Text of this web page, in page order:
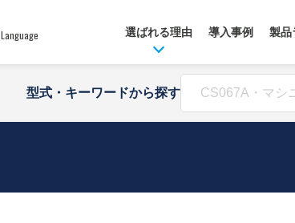
Language 選ばれる理由 導入事例 製品
型式・キーワードから探す